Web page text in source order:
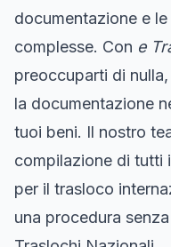
documentazione e
complesse. Con e
preoccuparti di
la documentazione
tuoi beni. Il nostro
compilazione di tutti
per il trasloco
una procedura